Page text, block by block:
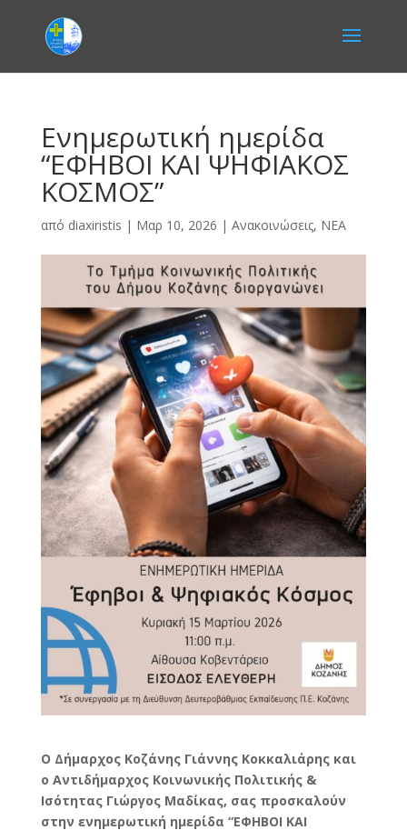
Ενημερωτική ημερίδα
“ΕΦΗΒΟΙ ΚΑΙ ΨΗΦΙΑΚΟΣ
ΚΟΣΜΟΣ”
από diaxiristis | Μαρ 10, 2026 | Ανακοινώσεις, ΝΕΑ
Ο Δήμαρχος Κοζάνης Γιάννης Κοκκαλιάρης και
ο Αντιδήμαρχος Κοινωνικής Πολιτικής &
Ισότητας Γιώργος Μαδίκας, σας προσκαλούν
στην ενημερωτική ημερίδα “ΕΦΗΒΟΙ ΚΑΙ